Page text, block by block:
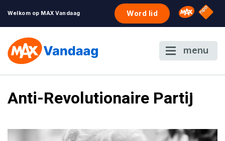
Welkom op MAX Vandaag Word lid Omroep
NPO
menu
Anti-Revolutionaire Partij